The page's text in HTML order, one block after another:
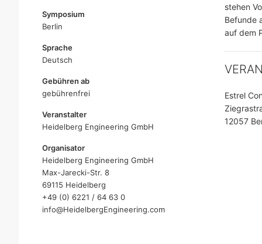
Symposium
Berlin
Sprache
Deutsch
Gebühren ab
gebührenfrei
Veranstalter
Heidelberg Engineering GmbH
Organisator
Heidelberg Engineering GmbH
Max-Jarecki-Str. 8
69115 Heidelberg
+49 (0) 6221 / 64 63 0
info@HeidelbergEngineering.com
stehen
Befunde
auf dem
Estrel
12057